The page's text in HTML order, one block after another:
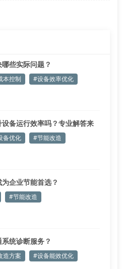
些实际问题？
本控制 #设备效率优化
备运行效率吗？专业解答来
备优化 #节能改造
企业节能首选？
#节能改造
统诊断服务？
造方案 #设备能效优化